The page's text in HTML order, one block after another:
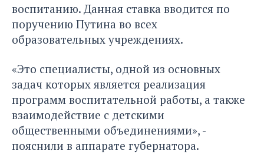
воспитанию. Данная ставка вводится по
поручению Путина во всех
образовательных учреждениях.
«Это специалисты, одной из основных
задач которых является реализация
программ воспитательной работы, а также
взаимодействие с детскими
общественными объединениями», -
пояснили в аппарате губернатора.